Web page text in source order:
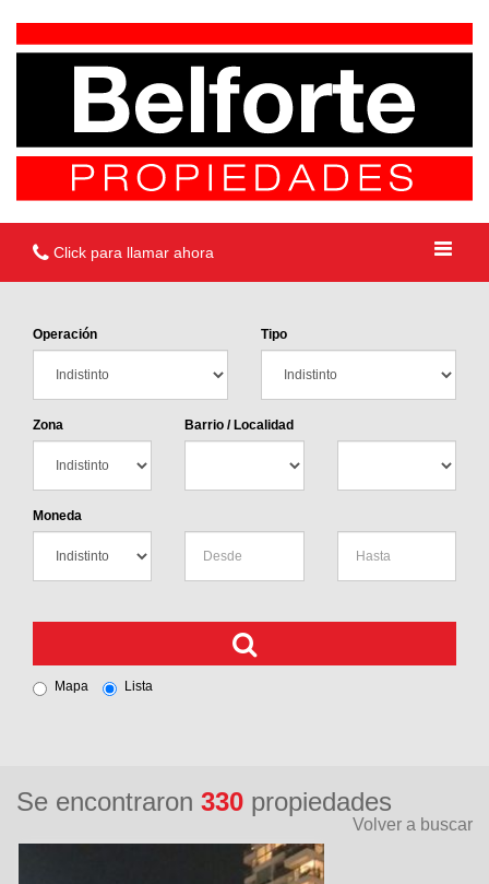
Click para llamar ahora
Operación Tipo
Zona Barrio / Localidad
Moneda
Mapa Lista
Se encontraron 330 propiedades
Volver a buscar